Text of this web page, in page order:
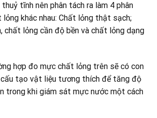
tĩnh nên phân tách ra làm 4 phân
lỏng khác nhau: Chất lỏng thật sạch;
chất lỏng cần độ bền và chất lỏng dạng
hợp đo mực chất lỏng trên sẽ có con
tạo vật liệu tương thích để tăng độ
trong khi giám sát mực nước một cách